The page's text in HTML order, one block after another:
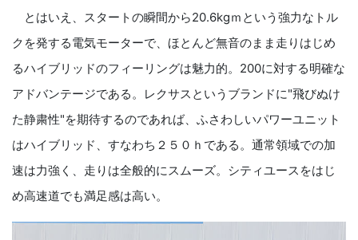
とはいえ、スタートの瞬間から20.6kgｍという強力なトル
クを発する電気モーターで、ほとんど無音のまま走りはじめ
るハイブリッドのフィーリングは魅力的。200に対する明確な
アドバンテージである。レクサスというブランドに"飛びぬけ
た静粛性"を期待するのであれば、ふさわしいパワーユニット
はハイブリッド、すなわち２５０ｈである。通常領域での加
速は力強く、走りは全般的にスムーズ。シティユースをはじ
め高速道でも満足感は高い。